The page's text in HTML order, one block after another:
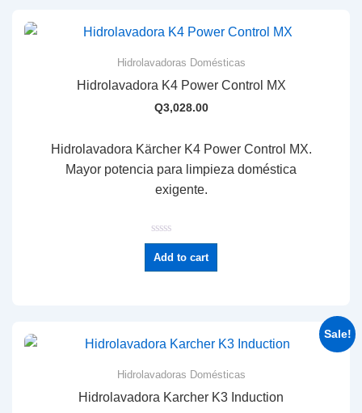
f
Hidrolavadoras Domésticas
Hidrolavadora K4 Power Control MX
Q3,028.00
Hidrolavadora Kärcher K4 Power Control MX.
Mayor potencia para limpieza doméstica
exigente.
R
a
t
e
o
f
Add to cart
Sale!
Hidrolavadoras Domésticas
Hidrolavadora Karcher K3 Induction